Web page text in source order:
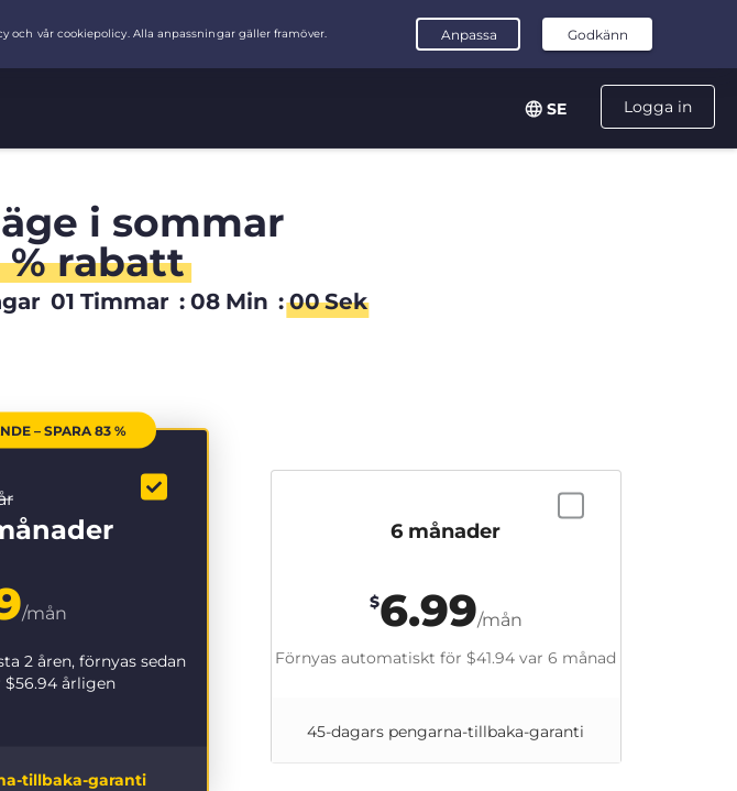
Logga in
SE
i sommar
% rabatt
01 Timmar : 07 Min : 59 Sek
– SPARA 83 %
/mån
2 åren, förnyas sedan
$56.94 årligen
tillbaka-garanti
6 månader
$6.99/mån
Förnyas automatiskt för $41.94 var 6 månad
45-dagars pengarna-tillbaka-garanti